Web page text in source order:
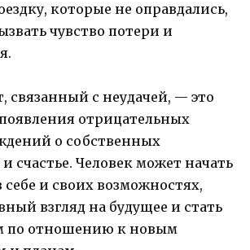
которые не оправдались,
чувство потери и
связанный с неудачей, — это
отрицательных
о собственных
счастье. Человек может начать
себе и своих возможностях,
взгляд на будущее и стать
по отношению к новым